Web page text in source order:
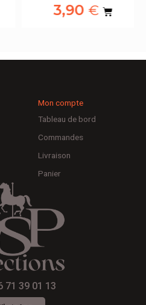
3,90€
Mon compte
Tableau de bord
Commandes
Livraison
Panier
71 39 01 13